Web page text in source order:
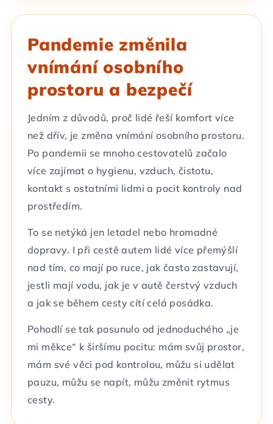
Pandemie změnila
vnímání osobního
prostoru a bezpečí
Jedním z důvodů, proč lidé řeší komfort více
než dřív, je změna vnímání osobního prostoru.
Po pandemii se mnoho cestovatelů začalo
více zajímat o hygienu, vzduch, čistotu,
kontakt s ostatními lidmi a pocit kontroly nad
prostředím.
To se netýká jen letadel nebo hromadné
dopravy. I při cestě autem lidé více přemýšlí
nad tím, co mají po ruce, jak často zastavují,
jestli mají vodu, jak je v autě čerstvý vzduch
a jak se během cesty cítí celá posádka.
Pohodlí se tak posunulo od jednoduchého „je
mi měkce“ k širšímu pocitu: mám svůj prostor,
mám své věci pod kontrolou, můžu si udělat
pauzu, můžu se napít, můžu změnit rytmus
cesty.